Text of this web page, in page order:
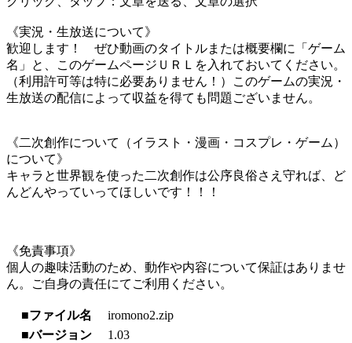
《実況・生放送について》
歓迎します！ ぜひ動画のタイトルまたは概要欄に「ゲーム
名」と、このゲームページＵＲＬを入れておいてください。
（利用許可等は特に必要ありません！）このゲームの実況・
生放送の配信によって収益を得ても問題ございません。
《二次創作について（イラスト・漫画・コスプレ・ゲーム）
について》
キャラと世界観を使った二次創作は公序良俗さえ守れば、ど
んどんやっていってほしいです！！！
《免責事項》
個人の趣味活動のため、動作や内容について保証はありませ
ん。ご自身の責任にてご利用ください。
■ファイル名
iromono2.zip
■バージョン
1.03